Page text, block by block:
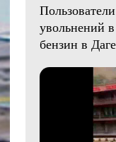
увольнений
бензин в